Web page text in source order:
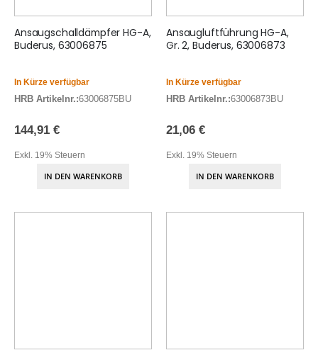
Ansaugschalldämpfer HG-A,
Buderus, 63006875
In Kürze verfügbar
HRB Artikelnr.:63006875BU
144,91 €
Exkl. 19% Steuern
IN DEN WARENKORB
Ansaugluftführung HG-A,
Gr. 2, Buderus, 63006873
In Kürze verfügbar
HRB Artikelnr.:63006873BU
21,06 €
Exkl. 19% Steuern
IN DEN WARENKORB